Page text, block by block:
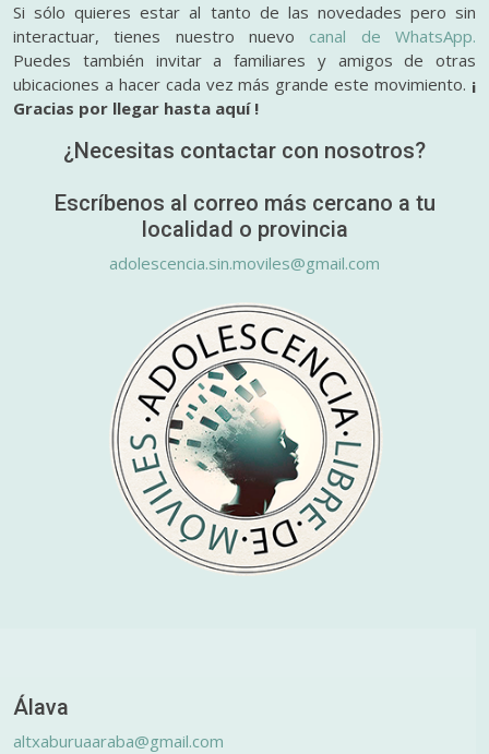
Si sólo quieres estar al tanto de las novedades pero sin
interactuar, tienes nuestro nuevo canal de WhatsApp.
Puedes también invitar a familiares y amigos de otras
ubicaciones a hacer cada vez más grande este movimiento. ¡
Gracias por llegar hasta aquí !
¿Necesitas contactar con nosotros?
Escríbenos al correo más cercano a tu
localidad o provincia
adolescencia.sin.moviles@gmail.com
Álava
altxaburuaaraba@gmail.com